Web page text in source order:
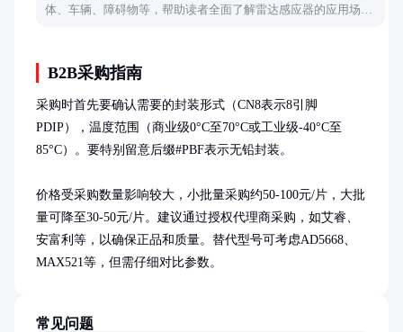
体、车辆、障碍物等，帮助读者全面了解雷达感应器的应用场景
B2B采购指南
采购时首先要确认需要的封装形式（CN8表示8引脚
PDIP），温度范围（商业级0°C至70°C或工业级-40°C至
85°C）。要特别留意后缀#PBF表示无铅封装。
价格受采购数量影响较大，小批量采购约50-100元/片，大批
量可降至30-50元/片。建议通过授权代理商采购，如艾睿、
安富利等，以确保正品和质量。替代型号可考虑AD5668、
MAX521等，但需仔细对比参数。
常见问题